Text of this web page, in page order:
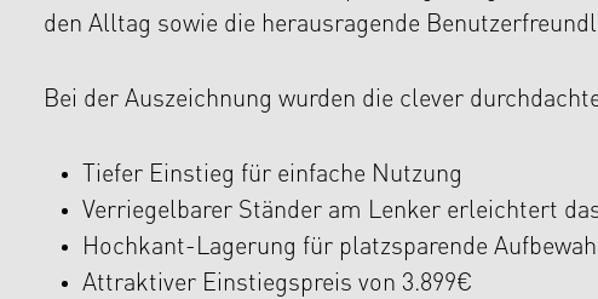
den Alltag sowie die herausragende
Bei der Auszeichnung wurden die clever
Tiefer Einstieg für einfache Nutzung
Verriegelbarer Ständer am Lenker erleichtert
Hochkant-Lagerung für platzsparende
Attraktiver Einstiegspreis von 3.899€